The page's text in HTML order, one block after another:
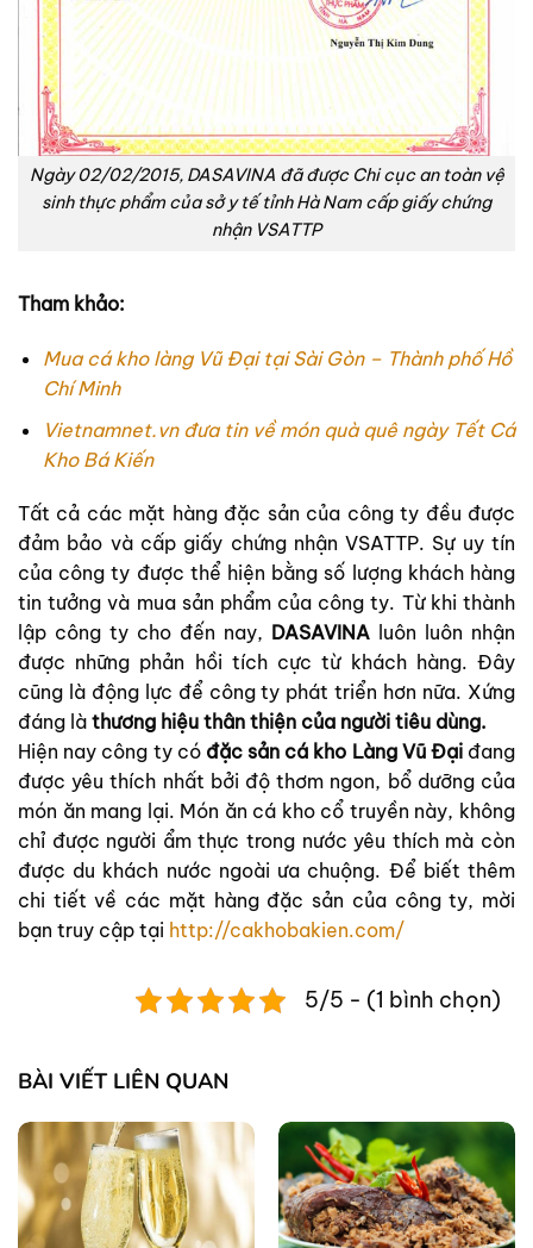
Ngày 02/02/2015, DASAVINA đã được Chi cục an toàn vệ
sinh thực phẩm của sở y tế tỉnh Hà Nam cấp giấy chứng
nhận VSATTP
Tham khảo:
Mua cá kho làng Vũ Đại tại Sài Gòn – Thành phố Hồ
Chí Minh
Vietnamnet.vn đưa tin về món quà quê ngày Tết Cá
Kho Bá Kiến
Tất cả các mặt hàng đặc sản của công ty đều được
đảm bảo và cấp giấy chứng nhận VSATTP. Sự uy tín
của công ty được thể hiện bằng số lượng khách hàng
tin tưởng và mua sản phẩm của công ty. Từ khi thành
lập công ty cho đến nay, DASAVINA luôn luôn nhận
được những phản hồi tích cực từ khách hàng. Đây
cũng là động lực để công ty phát triển hơn nữa. Xứng
đáng là thương hiệu thân thiện của người tiêu dùng.
Hiện nay công ty có đặc sản cá kho Làng Vũ Đạiđang
được yêu thích nhất bởi độ thơm ngon, bổ dưỡng của
món ăn mang lại. Món ăn cá kho cổ truyền này, không
chỉ được người ẩm thực trong nước yêu thích mà còn
được du khách nước ngoài ưa chuộng. Để biết thêm
chi tiết về các mặt hàng đặc sản của công ty, mời
bạn truy cập tại http://cakhobakien.com/
5/5 - (1 bình chọn)
BÀI VIẾT LIÊN QUAN